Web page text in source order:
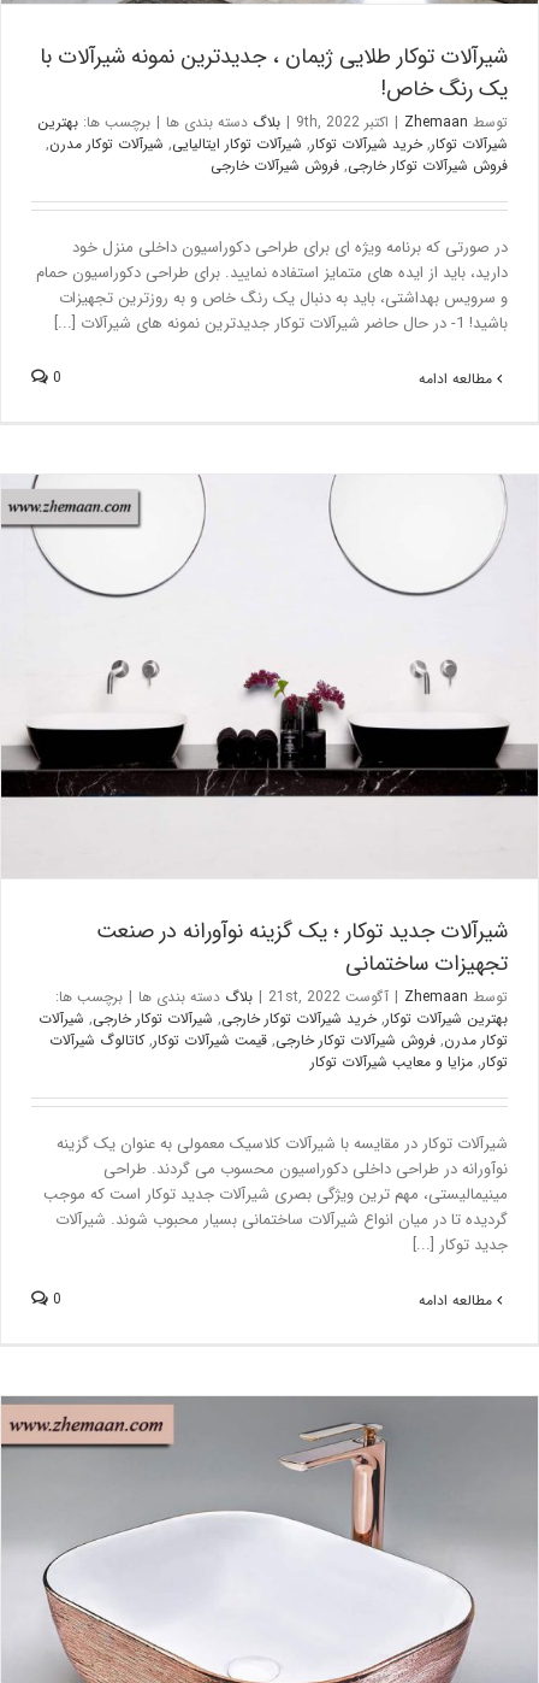
شیرآلات توکار طلایی ژیمان ، جدیدترین نمونه شیرآلات با
یک رنگ خاص!
توسطZhemaan
| اکتبر 9th, 2022 | بلاگدسته بندی ها برچسب ها: بهترین
شیرآلات توکار,خرید شیرآلات توکار,شیرآلات توکار ایتالیایی,شیرآلات توکار مدرن,
فروش شیرآلات توکار خارجی,فروش شیرآلات خارجی
در صورتی که برنامه ویژه ای برای طراحی دکوراسیون داخلی منزل خود
دارید، باید از ایده های متمایز استفاده نمایید. برای طراحی دکوراسیون حمام
و سرویس بهداشتی، باید به دنبال یک رنگ خاص و به روزترین تجهیزات
باشید! 1- در حال حاضر شیرآلات توکار جدیدترین نمونه های شیرآلات [...]
مطالعه ادامه
شیرآلات جدید توکار ؛ یک گزینه نوآورانه در صنعت تجهیزات ساختمانی
بلاگ
شیرآلات جدید توکار ؛ یک گزینه نوآورانه در صنعت
تجهیزات ساختمانی
توسطZhemaan
| آگوست 21st, 2022 بلاگدسته بندی ها
برچسب ها:
بهترین شیرآلات توکار,خرید شیرآلات توکار خارجی,شیرآلات توکار خارجی,شیرآلات
توکار مدرن,فروش شیرآلات توکار خارجی,قیمت شیرآلات توکار,کاتالوگ شیرآلات
توکار,مزایا و معایب شیرآلات توکار
شیرآلات توکار در مقایسه با شیرآلات کلاسیک معمولی به عنوان یک گزینه
نوآورانه در طراحی داخلی دکوراسیون محسوب می گردند. طراحی
مینیمالیستی، مهم ترین ویژگی بصری شیرآلات جدید توکار است که موجب
گردیده تا در میان انواع شیرآلات ساختمانی بسیار محبوب شوند. شیرآلات
جدید توکار [...]
مطالعه ادامه
طراحی سرویس بهداشتی به رنگ رزگلد ؛ ایجاد یک فضای تابستانی